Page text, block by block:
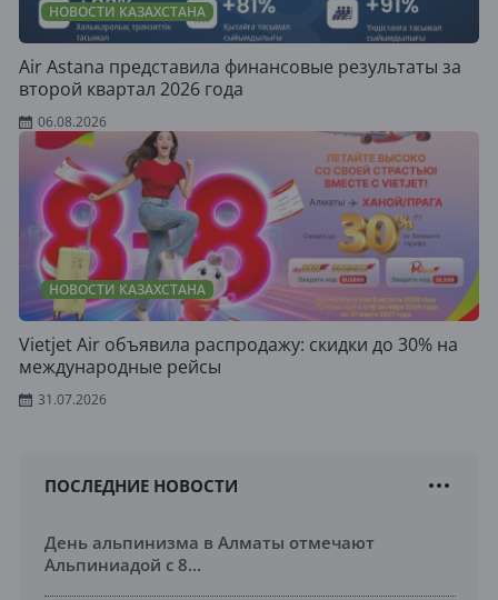
НОВОСТИ КАЗАХСТАНА
Air Astana представила финансовые результаты за
второй квартал 2026 года
06.08.2026
НОВОСТИ КАЗАХСТАНА
Vietjet Air объявила распродажу: скидки до 30% на
международные рейсы
31.07.2026
ПОСЛЕДНИЕ НОВОСТИ
День альпинизма в Алматы отмечают
Альпиниадой с 8...